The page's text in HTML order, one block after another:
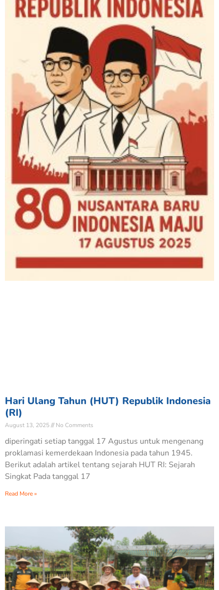
Hari Ulang Tahun (HUT) Republik Indonesia
(RI)
August 13, 2025 No Comments
diperingati setiap tanggal 17 Agustus untuk mengenang
proklamasi kemerdekaan Indonesia pada tahun 1945.
Berikut adalah artikel tentang sejarah HUT RI: Sejarah
Singkat Pada tanggal 17
Read More »